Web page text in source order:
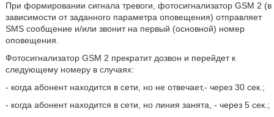
При формировании сигнала тревоги, фотосигнализатор GSM 2 (в
зависимости от заданного параметра оповещения) отправляет
SMS сообщение и/или звонит на первый (основной) номер
оповещения.
Фотосигнализатор GSM 2 прекратит дозвон и перейдет к
следующему номеру в случаях:
- когда абонент находится в сети, но не отвечает,- через 30 сек.;
- когда абонент находится в сети, но линия занята, - через 5 сек.;